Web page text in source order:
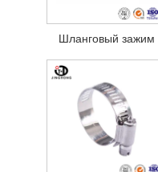
Шланговый зажим